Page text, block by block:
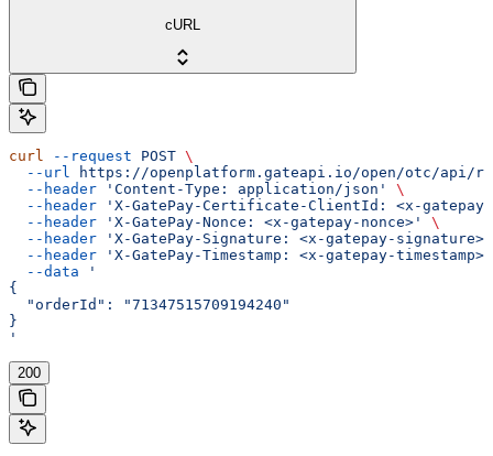
cURL
curl --request POST \
  --url
https://openplatform.gateapi.io/open/otc/api/
  --header
'Content-Type: application/json'
\
  --header
'X-GatePay-Certificate-ClientId: <x-
  --header
'X-GatePay-Nonce: <x-gatepay-nonce>'
\
  --header
'X-GatePay-Signature: <x-gatepay-signature>'
  --header
'X-GatePay-Timestamp: <x-gatepay-timestamp>'
  --data
'
{
  "orderId": "71347515709194240"
}
'
200